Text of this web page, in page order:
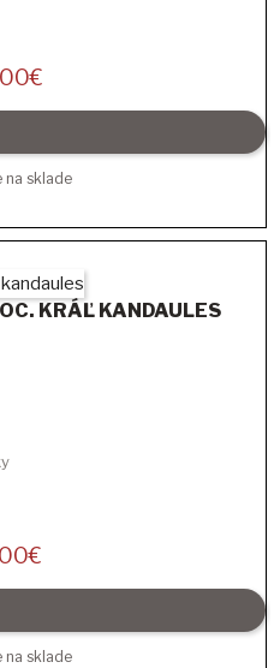
€
na sklade
KRÁĽ KANDAULES
€
na sklade